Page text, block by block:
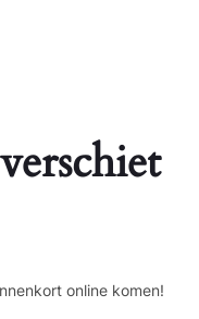
online komen!